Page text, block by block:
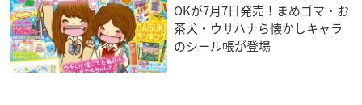
OKが7月7日発売！まめゴマ・お
茶犬・ウサハナら懐かしキャラ
のシール帳が登場